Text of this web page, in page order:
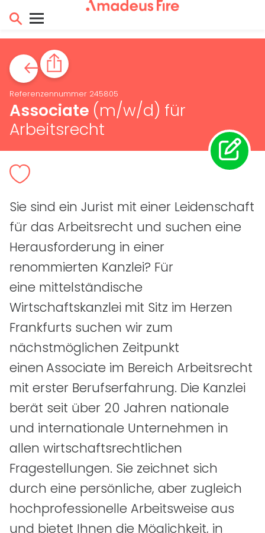
Referenzennummer 245805
Associate (m/w/d) für
Arbeitsrecht
Sie sind ein Jurist mit einer Leidenschaft
für das Arbeitsrecht und suchen eine
Herausforderung in einer
renommierten Kanzlei? Für
eine mittelständische
Wirtschaftskanzlei mit Sitz im Herzen
Frankfurts suchen wir zum
nächstmöglichen Zeitpunkt
einenAssociate im Bereich Arbeitsrecht
mit erster Berufserfahrung. Die Kanzlei
berät seit über 20 Jahren nationale
und internationale Unternehmen in
allen wirtschaftsrechtlichen
Fragestellungen. Sie zeichnet sich
durch eine persönliche, aber zugleich
hochprofessionelle Arbeitsweise aus
und bietet Ihnen die Möglichkeit, in